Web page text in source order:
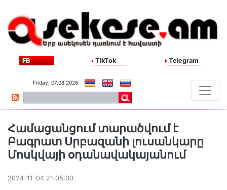
FB TikTok Telegram
Friday, 07.08.2026
Համացանցում տարածվում է
Բագրատ Սրբազանի լուսանկարը
Մոսկվայի օդանավակայանում
2024-11-04 21:05:00